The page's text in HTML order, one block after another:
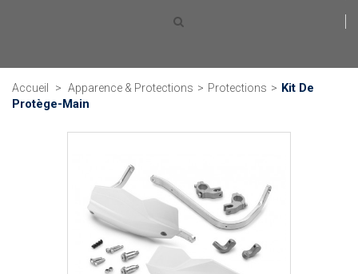
Accueil > Apparence & Protections > Protections > Kit De
Protège-Main